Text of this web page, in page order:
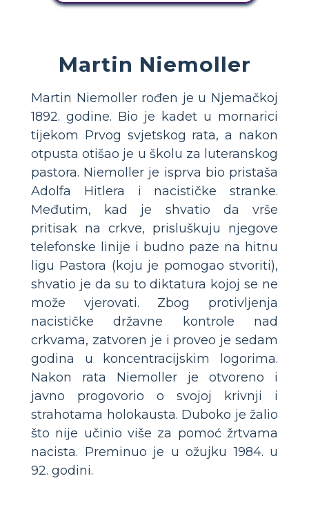
Martin Niemoller
Martin Niemoller rođen je u Njemačkoj
1892. godine. Bio je kadet u mornarici
tijekom Prvog svjetskog rata, a nakon
otpusta otišao je u školu za luteranskog
pastora. Niemoller je isprva bio pristaša
Adolfa Hitlera i nacističke stranke.
Međutim, kad je shvatio da vrše
pritisak na crkve, prisluškuju njegove
telefonske linije i budno paze na hitnu
ligu Pastora (koju je pomogao stvoriti),
shvatio je da su to diktatura kojoj se ne
može vjerovati. Zbog protivljenja
nacističke državne kontrole nad
crkvama, zatvoren je i proveo je sedam
godina u koncentracijskim logorima.
Nakon rata Niemoller je otvoreno i
javno progovorio o svojoj krivnji i
strahotama holokausta. Duboko je žalio
što nije učinio više za pomoć žrtvama
nacista. Preminuo je u ožujku 1984. u
92. godini.